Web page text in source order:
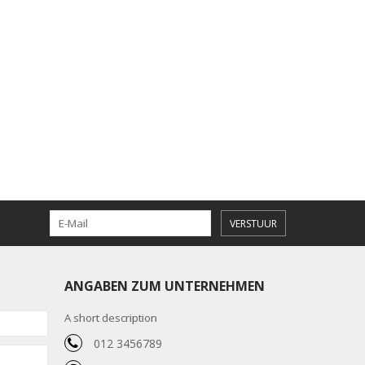
VERSTUUR
ANGABEN ZUM UNTERNEHMEN
A short description
012 3456789